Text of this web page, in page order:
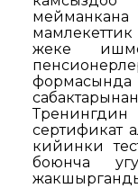
жеке
сертификат
кийинки
боюнча